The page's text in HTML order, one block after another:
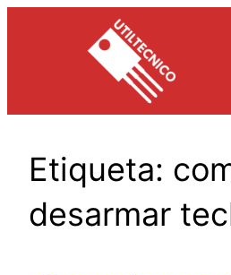
Etiqueta:
desarmar